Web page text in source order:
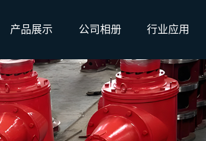
产品展示 公司相册 行业应用